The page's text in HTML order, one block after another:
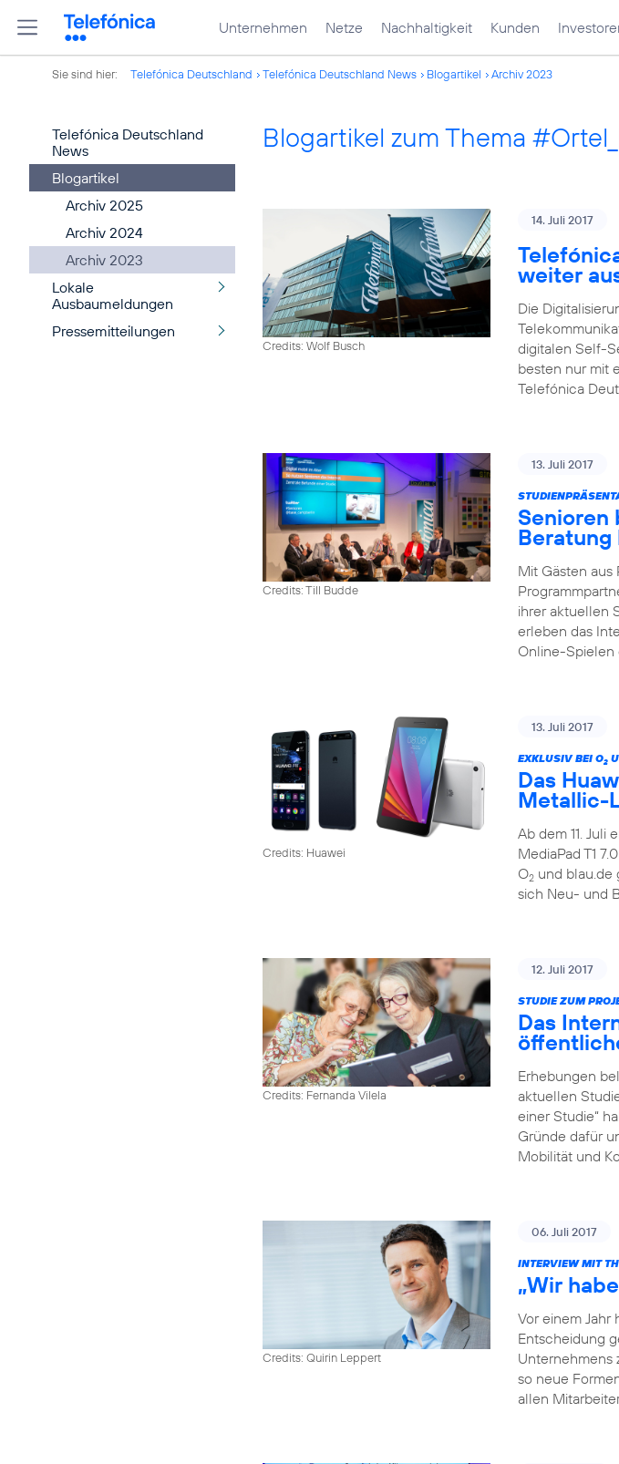
Unternehmen Netze Nachhaltigkeit Kunden
Sie sind hier: Telefónica Deutschland Telefónica Deutschland News Blogartikel Archiv 2023
Telefónica Deutschland
News
Blogartikel
Archiv 2025
Archiv 2024
Archiv 2023
Lokale
Ausbaumeldungen
Pressemitteilungen
Blogartikel zum Thema
Credits: Wolf Busch
14. Juli 2017
weiter
Die
digitalen Self-
besten nur mit
Telefónica
Credits: Till Budde
13. Juli 2017
Senioren
Mit Gästen aus
ihrer aktuellen
erleben das
Online-Spielen
Credits: Huawei
13. Juli 2017
EXKLUSIV BEI O2
Das
Metallic-
Ab dem 11. Juli
MediaPad T1
O2 und blau.de
sich Neu- und
Credits: Fernanda Vilela
12. Juli 2017
STUDIE ZUM
Das
Erhebungen
aktuellen
einer Studie“
Gründe dafür
Mobilität und
Credits: Quirin Leppert
06. Juli 2017
INTERVIEW MIT
„Wir
Vor einem
Entscheidung
Unternehmens
so neue
allen